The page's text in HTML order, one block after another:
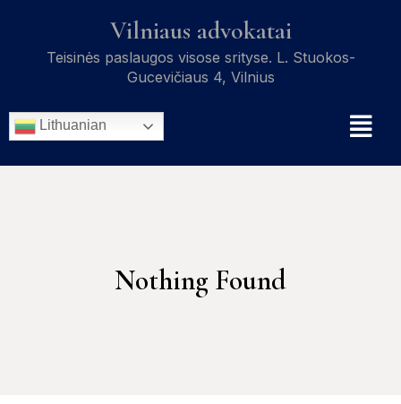
Lithuanian
Vilniaus advokatai
Teisinės paslaugos visose srityse. L. Stuokos-
Gucevičiaus 4, Vilnius
Nothing Found